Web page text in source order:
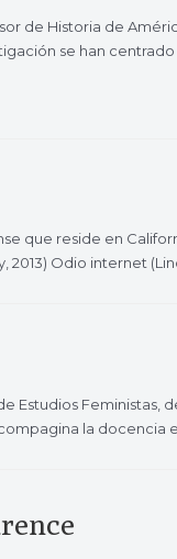
de Historia de
se han
que reside en
2013) Odio internet
Estudios
la docencia